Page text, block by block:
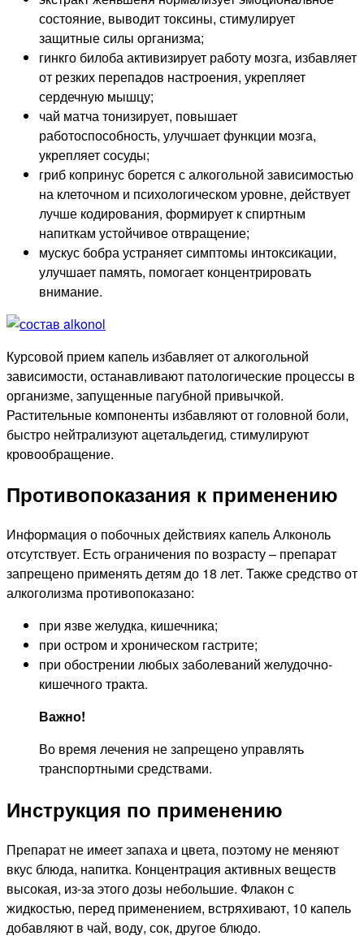
состояние, выводит токсины, стимулирует
защитные силы организма;
гинкго билоба активизирует работу мозга, избавляет
от резких перепадов настроения, укрепляет
сердечную мышцу;
чай матча тонизирует, повышает
работоспособность, улучшает функции мозга,
укрепляет сосуды;
гриб копринус борется с алкогольной зависимостью
на клеточном и психологическом уровне, действует
лучше кодирования, формирует к спиртным
напиткам устойчивое отвращение;
мускус бобра устраняет симптомы интоксикации,
улучшает память, помогает концентрировать
внимание.
Курсовой прием капель избавляет от алкогольной
зависимости, останавливают патологические процессы в
организме, запущенные пагубной привычкой.
Растительные компоненты избавляют от головной боли,
быстро нейтрализуют ацетальдегид, стимулируют
кровообращение.
Противопоказания к применению
Информация о побочных действиях капель Алконоль
отсутствует. Есть ограничения по возрасту – препарат
запрещено применять детям до 18 лет. Также средство от
алкоголизма противопоказано:
при язве желудка, кишечника;
при остром и хроническом гастрите;
при обострении любых заболеваний желудочно-
кишечного тракта.
Важно!
Во время лечения не запрещено управлять
транспортными средствами.
Инструкция по применению
Препарат не имеет запаха и цвета, поэтому не меняют
вкус блюда, напитка. Концентрация активных веществ
высокая, из-за этого дозы небольшие. Флакон с
жидкостью, перед применением, встряхивают, 10 капель
добавляют в чай, воду, сок, другое блюдо.